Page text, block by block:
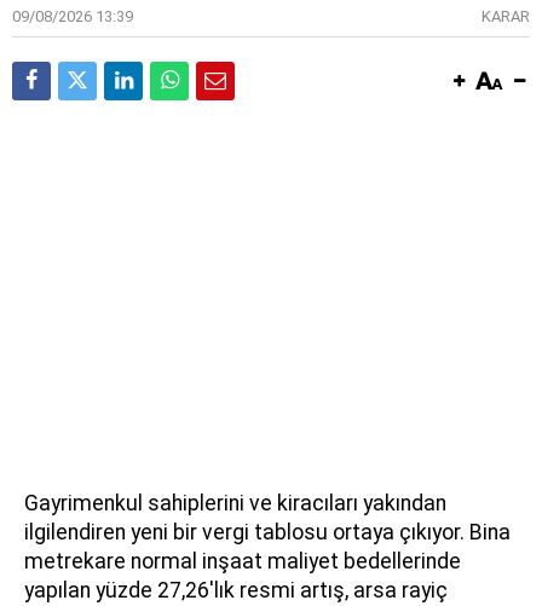
09/08/2026 13:39 KARAR
Gayrimenkul sahiplerini ve kiracıları yakından
ilgilendiren yeni bir vergi tablosu ortaya çıkıyor. Bina
metrekare normal inşaat maliyet bedellerinde
yapılan yüzde 27,26'lık resmi artış, arsa rayiç